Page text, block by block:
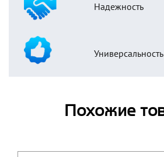
Надежность
Универсальность
Похожие